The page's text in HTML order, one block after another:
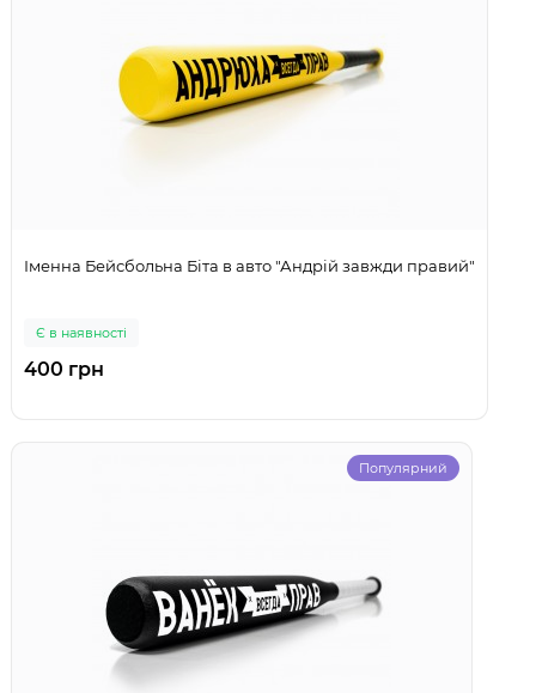
Іменна Бейсбольна Біта в авто "Андрій завжди правий"
Є в наявності
400 грн
Популярний